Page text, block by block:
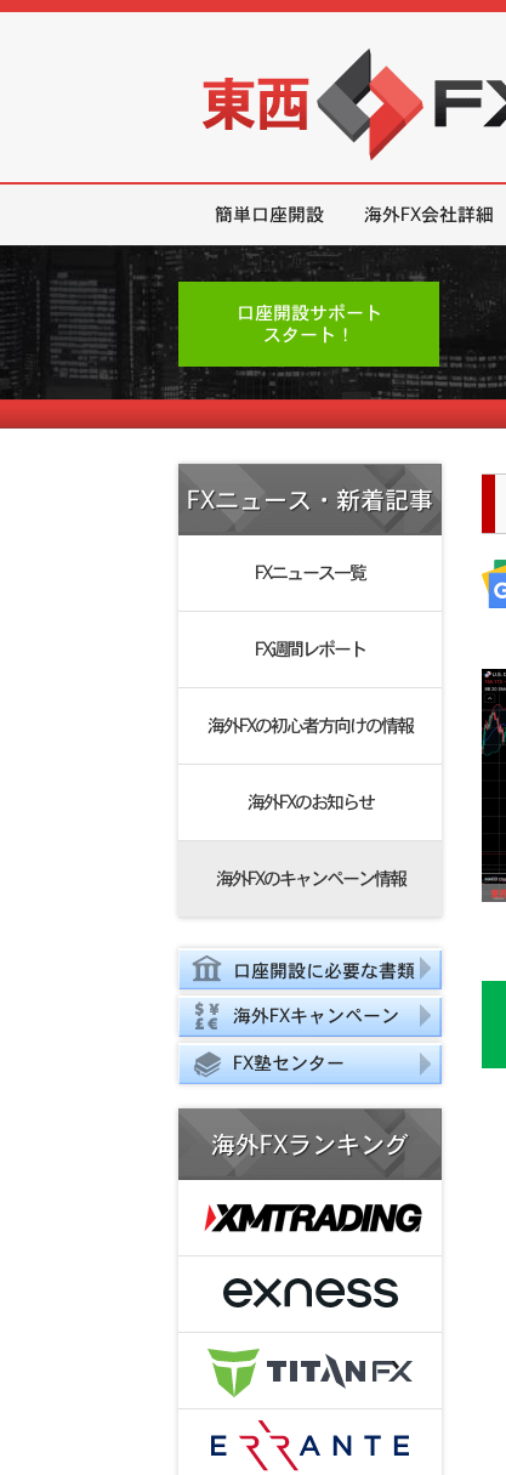
簡単口座開設 海外FX会社詳細
口座開設サポート
スタート！
FXニュース・新着記事
FXニュース一覧
FX週間レポート
海外FXの初心者方向けの情報
海外FXのお知らせ
海外FXのキャンペーン情報
口座開設に必要な書類
海外FXキャンペーン
FX塾センター
海外FXランキング